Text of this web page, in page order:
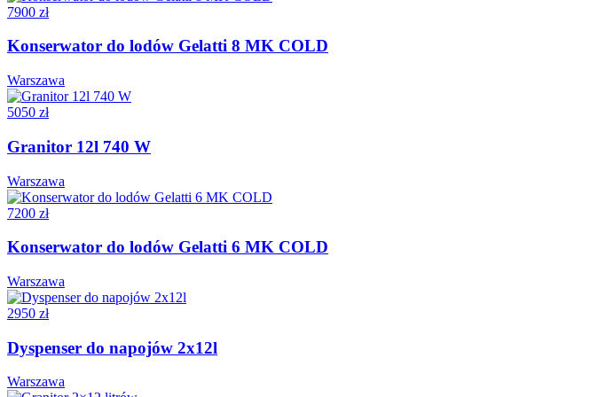
7900 zł
Konserwator do lodów Gelatti 8 MK COLD
Warszawa
5050 zł
Granitor 12l 740 W
Warszawa
7200 zł
Konserwator do lodów Gelatti 6 MK COLD
Warszawa
2950 zł
Dyspenser do napojów 2x12l
Warszawa